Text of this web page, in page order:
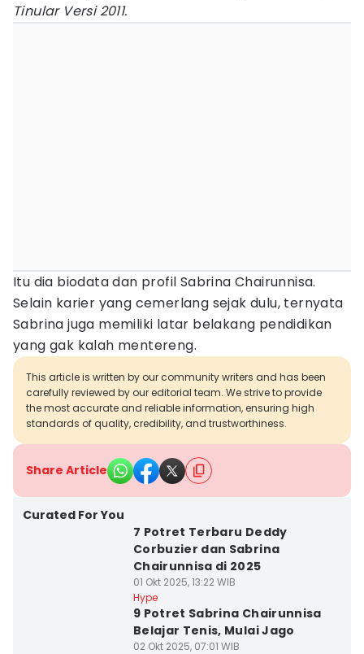
Tinular Versi 2011.
Itu dia biodata dan profil Sabrina Chairunnisa.
Selain karier yang cemerlang sejak dulu, ternyata
Sabrina juga memiliki latar belakang pendidikan
yang gak kalah mentereng.
This article is written by our community writers and has been
carefully reviewed by our editorial team. We strive to provide
the most accurate and reliable information, ensuring high
standards of quality, credibility, and trustworthiness.
Share Article
Curated For You
7 Potret Terbaru Deddy
Corbuzier dan Sabrina
Chairunnisa di 2025
01 Okt 2025, 13:22 WIB
Hype
9 Potret Sabrina Chairunnisa
Belajar Tenis, Mulai Jago
02 Okt 2025, 07:01 WIB